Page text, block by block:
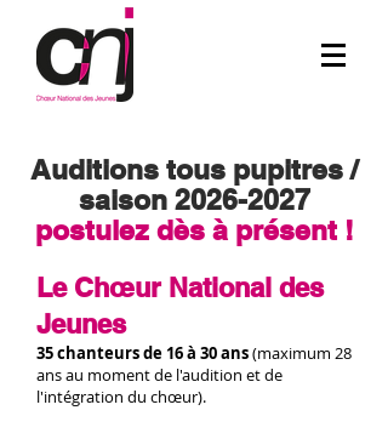
Auditions tous pupitres /
saison 2026-2027
postulez dès à présent !
Le Chœur National des
Jeunes
35 chanteurs de 16 à 30 ans(maximum 28
ans au moment de l'audition et de
l'intégration du chœur).